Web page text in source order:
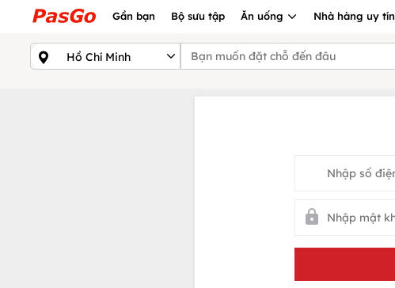
Gần bạn Bộ sưu tập Ăn uống Nhà hàng uy tín